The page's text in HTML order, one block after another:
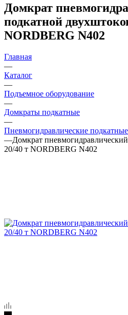
Домкрат
подкатной
NORDBERG N402
Главная
—
Каталог
—
Подъемное оборудование
—
Домкраты подкатные
—
Пневмогидравлические
—Домкрат
20/40 т NORDBERG N402